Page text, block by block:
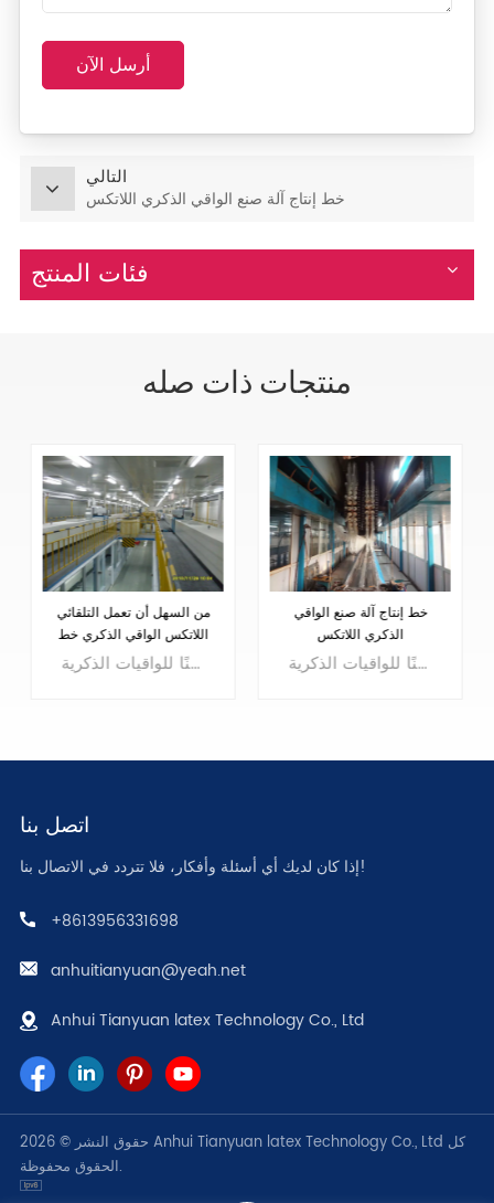
أرسل الآن
التالي
خط إنتاج آلة صنع الواقي الذكري اللاتكس
فئات المنتج
منتجات ذات صله
خط إنتاج آلة صنع الواقي
الذكري اللاتكس
آلات تصنيع الواقي الذكري اللاتكس يتم استخدامها في إنتاج الواقي الذكري اللاتكس. تتكون هذه الآلات عادةً من مكونات وعمليات مختلفة تضمن إنتاجًا ذكيًا وآمنًا للواقيات الذكرية.
اللاتكس الواقي الذكري
ماكينة خط الإنتاج التلقائي
آلات تصنيع الواقي الذكري اللاتكس يتم استخدامها في إنتاج الواقي الذكري اللاتكس. تتكون هذه الآلات عادةً من مكونات وعمليات مختلفة تضمن إنتاجًا ذكيًا وآمنًا للواقيات الذكرية.
اتصل بنا
إذا كان لديك أي أسئلة وأفكار، فلا تتردد في الاتصال بنا!
+8613956331698
anhuitianyuan@yeah.net
Anhui Tianyuan latex Technology Co., Ltd
حقوق النشر © 2026 Anhui Tianyuan latex Technology Co., Ltd كل
الحقوق محفوظة.